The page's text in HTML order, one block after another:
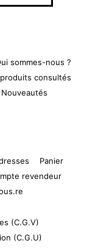
sommes-nous ?
consultés
Nouveautés
Panier
revendeur
(C.G.V)
(C.G.U)